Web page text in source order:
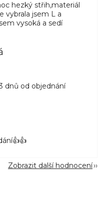
hezký střih,materiál
vybrala jsem L a
vysoká a sedí
dnů od objednání
Zobrazit další hodnocení